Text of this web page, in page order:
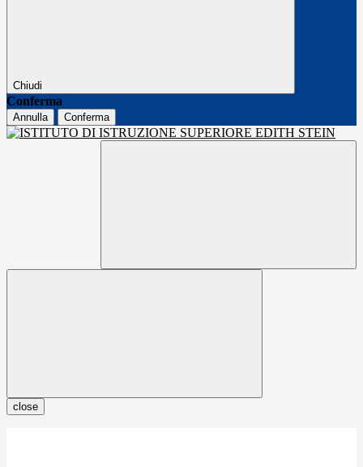
Chiudi
Conferma
Annulla Conferma
close